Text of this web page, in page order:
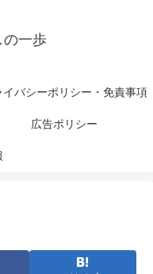
の一歩
イバシーポリシー・免責事項
広告ポリシー